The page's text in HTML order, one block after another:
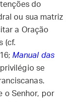
do
ou sua matriz
a Oração
(cf.
Manual das
se
o Senhor, por